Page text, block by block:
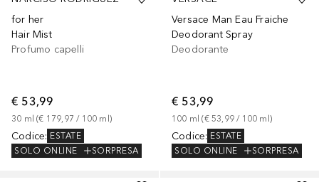
for her
Hair Mist
Profumo capelli
€ 53,99
30 ml (€ 179,97 / 100 ml)
Codice: ESTATE
SOLO ONLINE
SORPRESA
Versace Man Eau Fraiche
Deodorant Spray
Deodorante
€ 53,99
100 ml (€ 53,99 / 100 ml)
Codice: ESTATE
SOLO ONLINE
SORPRESA